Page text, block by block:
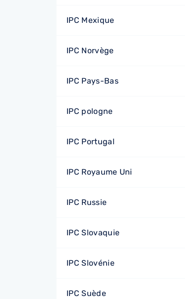
IPC Mexique
IPC Norvège
IPC Pays-Bas
IPC pologne
IPC Portugal
IPC Royaume Uni
IPC Russie
IPC Slovaquie
IPC Slovénie
IPC Suède